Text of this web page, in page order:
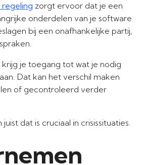
regeling zorgt ervoor dat je een
onderdelen van je software
bij een onafhankelijke partij,
krijg je toegang tot wat je nodig
Dat kan het verschil maken
of gecontroleerd verder
dat is cruciaal in crisissituaties.